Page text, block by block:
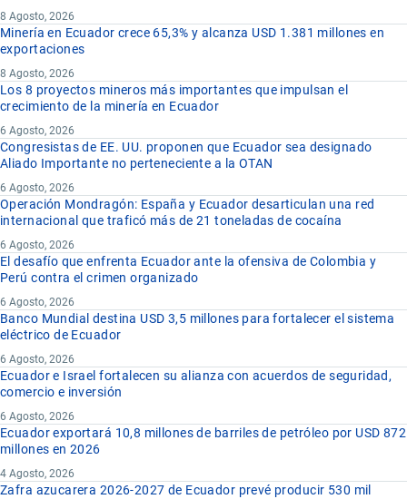
8 Agosto, 2026
Minería en Ecuador crece 65,3% y alcanza USD 1.381 millones en
exportaciones
8 Agosto, 2026
Los 8 proyectos mineros más importantes que impulsan el
crecimiento de la minería en Ecuador
6 Agosto, 2026
Congresistas de EE. UU. proponen que Ecuador sea designado
Aliado Importante no perteneciente a la OTAN
6 Agosto, 2026
Operación Mondragón: España y Ecuador desarticulan una red
internacional que traficó más de 21 toneladas de cocaína
6 Agosto, 2026
El desafío que enfrenta Ecuador ante la ofensiva de Colombia y
Perú contra el crimen organizado
6 Agosto, 2026
Banco Mundial destina USD 3,5 millones para fortalecer el sistema
eléctrico de Ecuador
6 Agosto, 2026
Ecuador e Israel fortalecen su alianza con acuerdos de seguridad,
comercio e inversión
6 Agosto, 2026
Ecuador exportará 10,8 millones de barriles de petróleo por USD 872
millones en 2026
4 Agosto, 2026
Zafra azucarera 2026-2027 de Ecuador prevé producir 530 mil